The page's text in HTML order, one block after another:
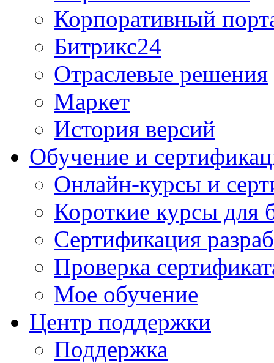
Корпоративный
Битрикс24
Отраслевые решения
Маркет
История версий
Обучение и
Онлайн-курсы и
Короткие курсы для
Сертификация
Проверка
Мое обучение
Центр поддержки
Поддержка